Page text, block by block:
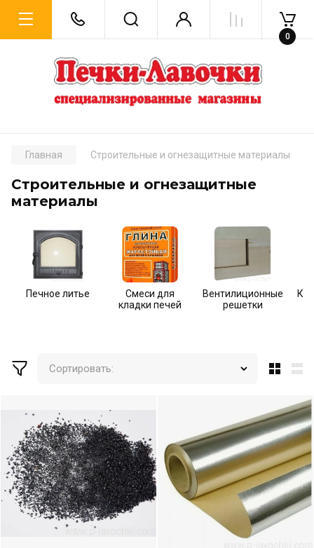
0
Главная Строительные и огнезащитные материалы
Строительные и огнезащитные
материалы
Печное литье
Смеси для
кладки печей
Вентилиционные
решетки
Сортировать: